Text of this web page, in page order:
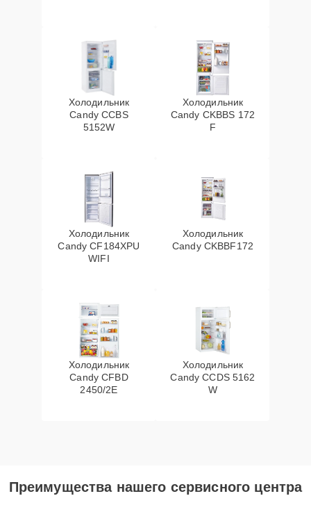
Холодильник
Candy CCBS
5152W
Холодильник
Candy CKBBS 172
F
Холодильник
Candy CF184XPU
WIFI
Холодильник
Candy CKBBF172
Холодильник
Candy CFBD
2450/2E
Холодильник
Candy CCDS 5162
W
Преимущества нашего сервисного центра